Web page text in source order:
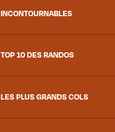
INCONTOURNABLES
TOP 10 DES RANDOS
LES PLUS GRANDS COLS